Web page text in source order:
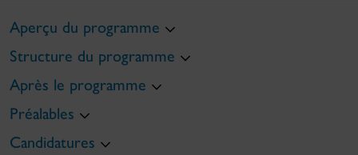
Aperçu du programme
Structure du programme
Après le programme
Préalables
Candidatures